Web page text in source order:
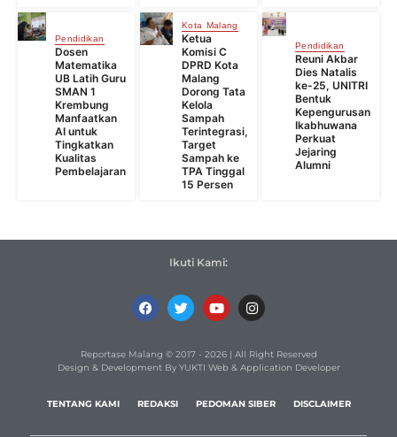
Pendidikan
Dosen
Matematika
UB Latih Guru
SMAN 1
Krembung
Manfaatkan
AI untuk
Tingkatkan
Kualitas
Pembelajaran
Kota Malang
Ketua
Komisi C
DPRD Kota
Malang
Dorong Tata
Kelola
Sampah
Terintegrasi,
Target
Sampah ke
TPA Tinggal
15 Persen
Pendidikan
Reuni Akbar
Dies Natalis
ke-25, UNITRI
Bentuk
Kepengurusan
Ikabhuwana
Perkuat
Jejaring
Alumni
Ikuti Kami:
Reportase Malang © 2017 - 2026 | All Right Reserved
Design & Development By YUKTI Web & Application Developer
TENTANG KAMI REDAKSI PEDOMAN SIBER DISCLAIMER